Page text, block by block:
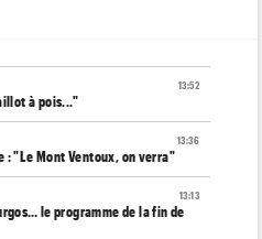
13:52
à pois..."
13:36
: "Le Mont Ventoux, on verra"
13:13
le programme de la fin de